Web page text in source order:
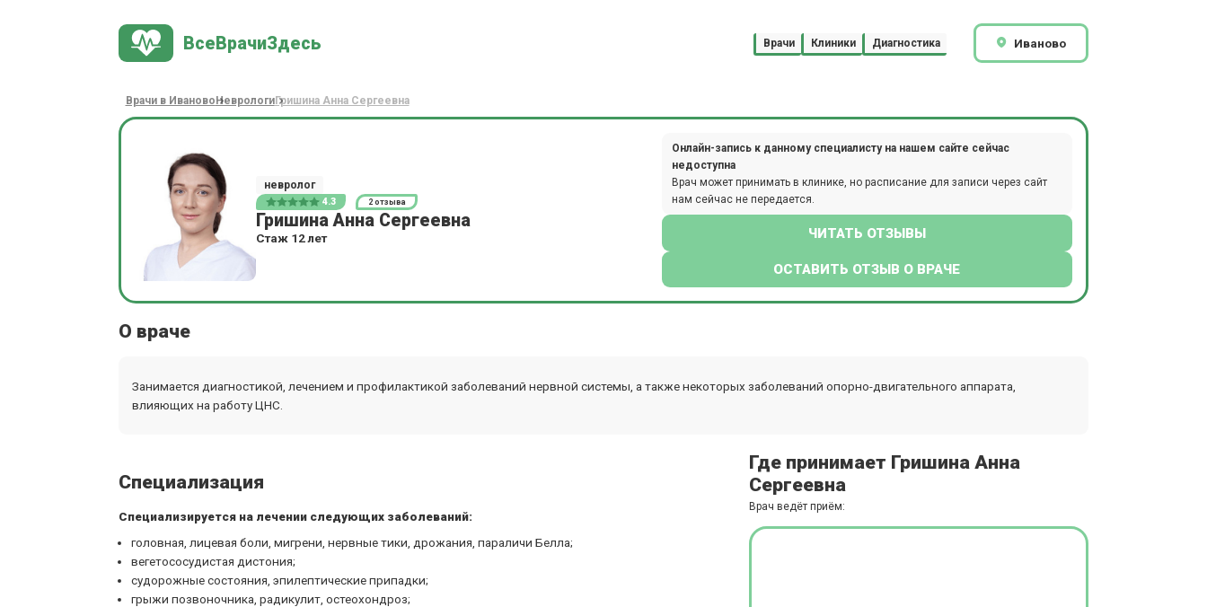
ВсеВрачиЗдесь Врачи Клиники Диагностика Иваново
Врачи в Иваново НеврологиГришина Анна Сергеевна
невролог
4.3 2 отзыва
Гришина Анна Сергеевна
Стаж 12 лет
Онлайн-запись к данному специалисту на нашем сайте сейчас
недоступна
Врач может принимать в клинике, но расписание для записи через сайт
нам сейчас не передается.
ЧИТАТЬ ОТЗЫВЫ
ОСТАВИТЬ ОТЗЫВ О ВРАЧЕ
О враче
Занимается диагностикой, лечением и профилактикой заболеваний нервной системы, а также некоторых заболеваний опорно-двигательного аппарата,
влияющих на работу ЦНС.
Специализация
Специализируется на лечении следующих заболеваний:
головная, лицевая боли, мигрени, нервные тики, дрожания, параличи Белла;
вегетососудистая дистония;
судорожные состояния, эпилептические припадки;
грыжи позвоночника, радикулит, остеохондроз;
Где принимает Гришина Анна
Сергеевна
Врач ведёт приём: